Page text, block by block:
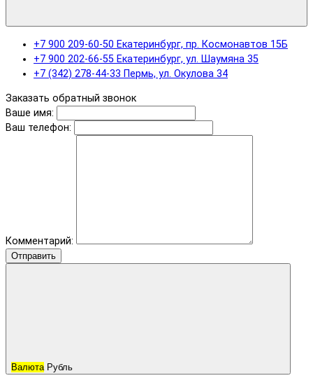
+7 900 209-60-50 Екатеринбург, пр. Космонавтов 15Б
+7 900 202-66-55 Екатеринбург, ул. Шаумяна 35
+7 (342) 278-44-33 Пермь, ул. Окулова 34
Заказать обратный звонок
Ваше имя:
Ваш телефон:
Комментарий:
Отправить
Валюта Рубль